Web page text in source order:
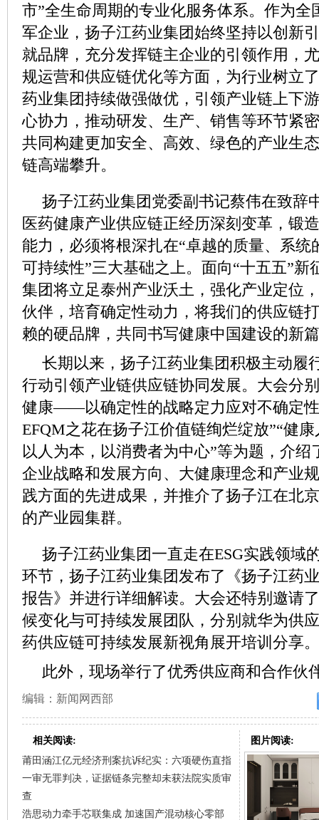
市”全生命周期的专业化服务体系。作为全
军企业，扬子江药业集团始终坚持以创新
就品牌，充分发挥链主企业的引领作用，
规运营和供应链优化等方面，为行业树立
药业集团持续做强做优，引领产业链上下
心协力，推动研发、生产、销售等环节紧
共同构建更加安全、高效、绿色的产业生
链高端攀升。
扬子江药业集团党委副书记蔡伟在致辞
医药健康产业供应链正经历深刻变革，锻
能力，必须将根深扎在“卓越的质量、系统
可持续性”三大基础之上。面向“十五五”新
集团将立足泰州产业沃土，强化产业定位
伙伴，培育确定性动力，将我们的供应链
赖的硬品牌，共同书写健康中国建设的新
长期以来，扬子江药业集团积极主动履
行动引领产业链供应链协同发展。大会分
健康——以确定性的战略定力应对不确定
EFQM之花在扬子江价值链绚烂绽放”“健
以人为本，以消费者为中心”等为题，介绍
企业战略和发展方向、大健康理念和产业
践方面的先进成果，并推介了扬子江在北
的产业园集群。
扬子江药业集团一直走在ESG实践领域
环节，扬子江药业集团发布了《扬子江药
报告》并进行详细解读。大会还特别邀请
候变化与可持续发展团队，分别就华为供
药供应链可持续发展新视角展开培训分享。
此外，现场举行了优秀供应商和合作伙
编辑：新闻网西部
相关阅读:
莆田涵江亿元经济刑案抗诉纪实：六项硬伤直指
一审无罪判决，证据链条完整却未获法院实质审
查
浩思动力牵手芯联集成 加速国产混动核心零部
图片阅读: